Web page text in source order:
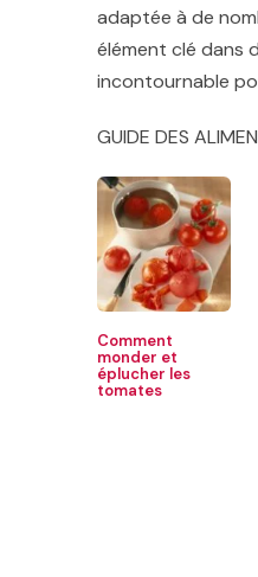
adaptée à de
élément clé dans
incontournable
GUIDE DES
Comment
monder et
éplucher les
tomates